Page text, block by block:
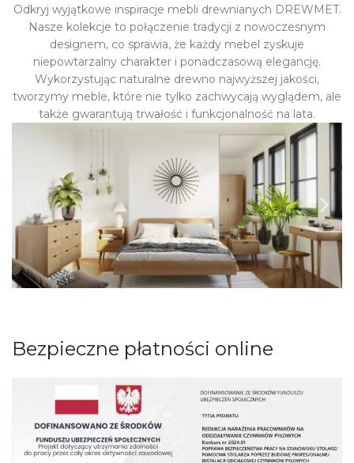
Odkryj wyjątkowe inspiracje mebli drewnianych DREWMET.
Nasze kolekcje to połączenie tradycji z nowoczesnym
designem, co sprawia, że każdy mebel zyskuje
niepowtarzalny charakter i ponadczasową elegancję.
Wykorzystując naturalne drewno najwyższej jakości,
tworzymy meble, które nie tylko zachwycają wyglądem, ale
także gwarantują trwałość i funkcjonalność na lata.
Bezpieczne płatności online